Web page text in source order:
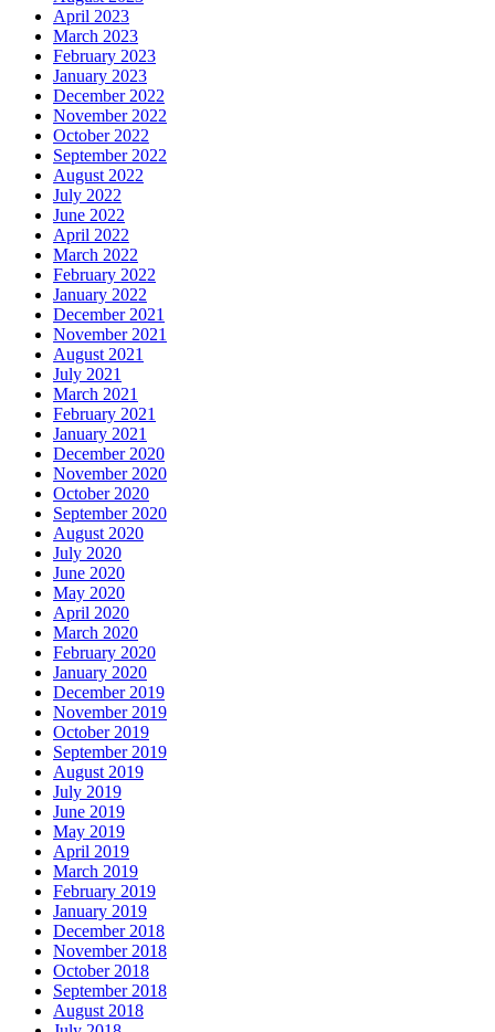
April 2023
March 2023
February 2023
January 2023
December 2022
November 2022
October 2022
September 2022
August 2022
July 2022
June 2022
April 2022
March 2022
February 2022
January 2022
December 2021
November 2021
August 2021
July 2021
March 2021
February 2021
January 2021
December 2020
November 2020
October 2020
September 2020
August 2020
July 2020
June 2020
May 2020
April 2020
March 2020
February 2020
January 2020
December 2019
November 2019
October 2019
September 2019
August 2019
July 2019
June 2019
May 2019
April 2019
March 2019
February 2019
January 2019
December 2018
November 2018
October 2018
September 2018
August 2018